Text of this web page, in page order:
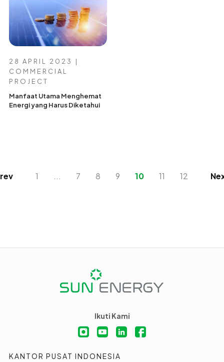
28 APRIL 2023 |
COMMERCIAL
PROJECT
Manfaat Utama Menghemat
Energi yang Harus Diketahui
1 ... 7 8 9 10 11 12
Ikuti Kami
KANTOR PUSAT INDONESIA